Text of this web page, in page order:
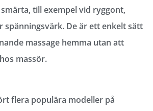
till exempel vid ryggont,
spänningsvärk. De är ett enkelt sätt
massage hemma utan att
massör.
flera populära modeller på